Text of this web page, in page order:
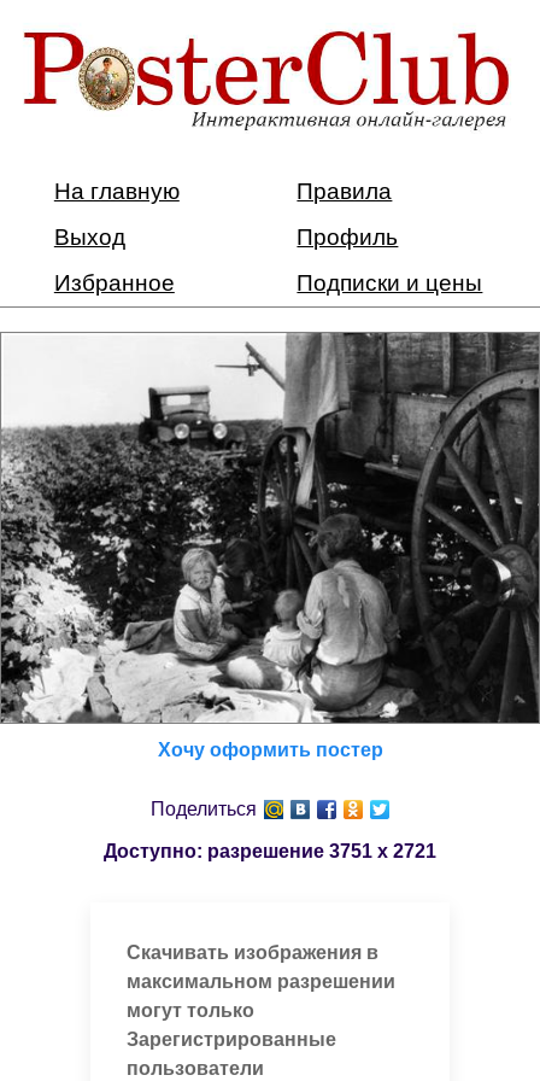
На главную
Правила
Выход
Профиль
Избранное
Подписки и цены
Хочу оформить постер
Поделиться
Доступно: разрешение 3751 x 2721
Скачивать изображения в
максимальном разрешении
могут только
Зарегистрированные
пользователи